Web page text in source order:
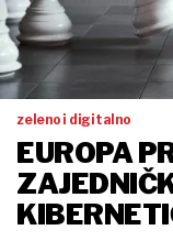
zeleno i digitalno
EUROPA